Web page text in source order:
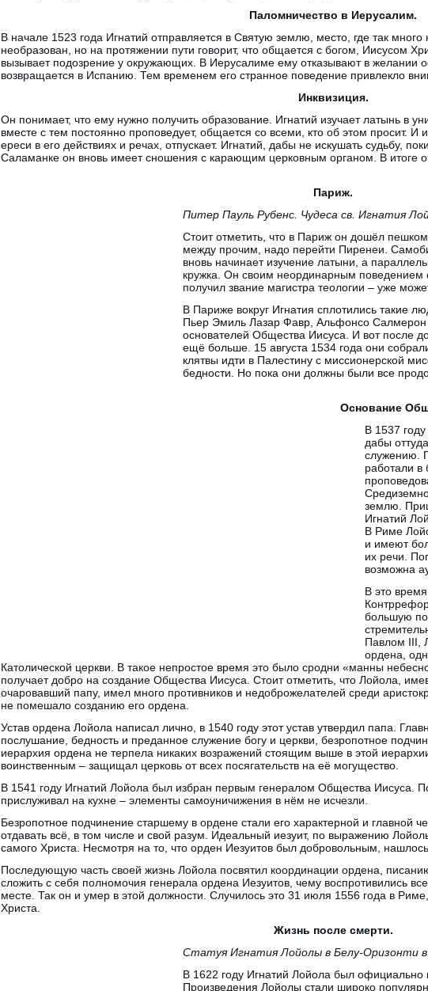
Паломничество в Иерусалим.
В начале 1523 года Игнатий отправляется в Святую землю, место, где так
необразован, но на протяжении пути говорит, что общается с богом, Иисусом
вызывает подозрение у окружающих. В Иерусалиме ему отказывают в желании
возвращается в Испанию. Тем временем его странное поведение привлекло
Инквизиция.
Он понимает, что ему нужно получить образование. Игнатий изучает латынь в
вместе с тем постоянно проповедует, общается со всеми, кто об этом просит. И
ереси в его действиях и речах, отпускает. Игнатий, дабы не искушать судьбу,
Саламанке он вновь имеет сношения с карающим церковным органом. В итоге
Париж.
Питер Пауль Рубенс. Чудеса св. Игнатия
Стоит отметить, что в Париж он дошёл
между прочим, надо перейти Пиренеи.
вновь начинает изучение латыни, а
кружка. Он своим неординарным
получил звание магистра теологии – уже
В Париже вокруг Игнатия сплотились такие
Пьер Эмиль Лазар Фавр, Альфонсо Салмерон
основателей Общества Иисуса. И вот после
ещё больше. 15 августа 1534 года они
клятвы идти в Палестину с миссионерской
бедности. Но пока они должны были все
Основание
В 1537
дабы
служению.
работали в
землю.
Игнатий
В Риме
и имеют
их речи.
возможна
В это
большую
Павлом III,
ордена,
Католической церкви. В такое непростое время это было сродни «манны
получает добро на создание Общества Иисуса. Стоит отметить, что Лойола,
очаровавший папу, имел много противников и недоброжелателей среди
не помешало созданию его ордена.
Устав ордена Лойола написал лично, в 1540 году этот устав утвердил папа.
послушание, бедность и преданное служение богу и церкви, безропотное
иерархия ордена не терпела никаких возражений стоящим выше в этой
воинственным – защищал церковь от всех посягательств на её могущество.
В 1541 году Игнатий Лойола был избран первым генералом Общества Иисуса.
прислуживал на кухне – элементы самоуничижения в нём не исчезли.
Безропотное подчинение старшему в ордене стали его характерной и главной
отдавать всё, в том числе и свой разум. Идеальный иезуит, по выражению
самого Христа. Несмотря на то, что орден Иезуитов был добровольным,
Последующую часть своей жизнь Лойола посвятил координации ордена,
сложить с себя полномочия генерала ордена Иезуитов, чему воспротивились
месте. Так он и умер в этой должности. Случилось это 31 июля 1556 года в
Христа.
Жизнь после смерти.
Статуя Игнатия Лойолы в Белу-Оризонти в
В 1622 году Игнатий Лойола был официально
Произведения Лойолы стали широко